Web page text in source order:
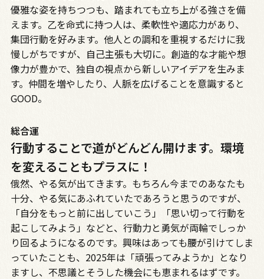
優雅な姿を持ちつつも、踏まれても立ち上がる強さを備
えます。乙を命式に持つ人は、柔軟性や適応力があり、
集団行動を好みます。他人との調和を重視するだけに我
慢しがちですが、自己主張も大切に。創造的な才能や想
像力が豊かで、独自の視点から新しいアイデアを生みま
す。仲間を増やしたり、人脈を広げることを意識すると
GOOD。
総合運
行動することで道がどんどん開けます。環境
を変えることもプラスに！
俄然、やる気が出てきます。もちろん今までのあなたも
十分、やる気にあふれていたであろうと思うのですが、
「自分をもっと前に出していこう」「思い切って行動を
起こしてみよう」などと、行動力と勇気が両輪でしっか
り回るようになるのです。興味はあっても腰が引けてしま
っていたことも、2025年は「頑張ってみようか」となり
ますし、不思議とそうした機会にも恵まれるはずです。